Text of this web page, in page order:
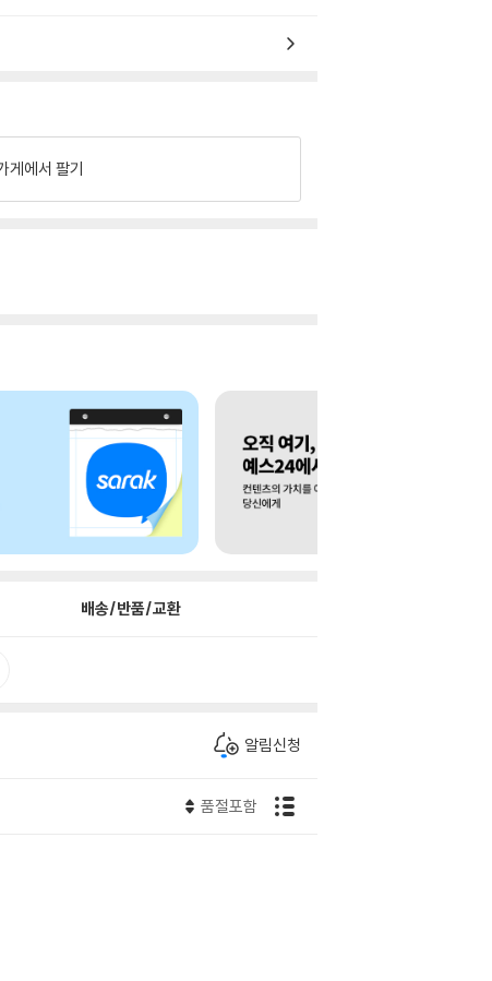
게에서 팔기
배송/반품/교환
알림신청
품절포함